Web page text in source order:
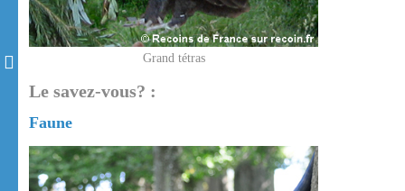
Grand tétras
Le savez-vous? :
Faune